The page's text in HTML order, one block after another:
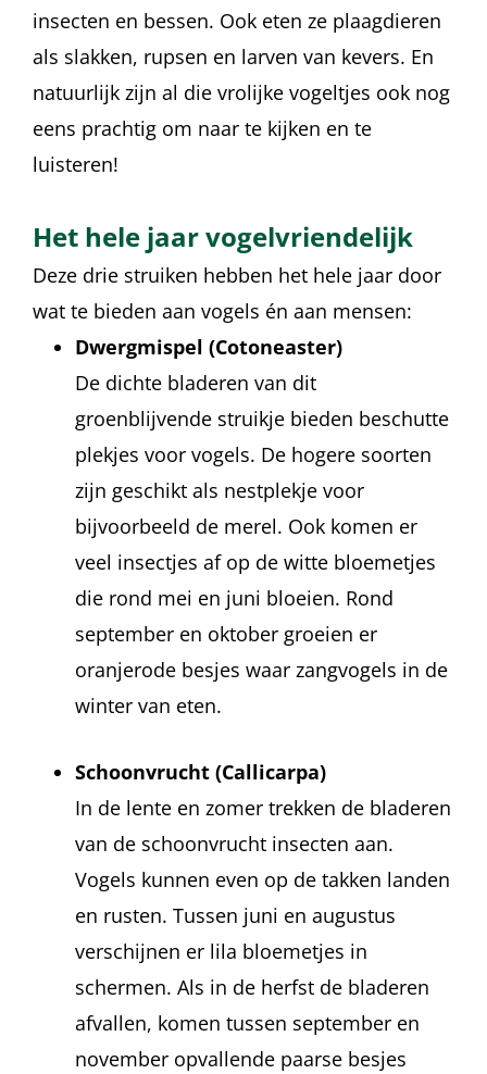
insecten en bessen. Ook eten ze plaagdieren
als slakken, rupsen en larven van kevers. En
natuurlijk zijn al die vrolijke vogeltjes ook nog
eens prachtig om naar te kijken en te
luisteren!
Het hele jaar vogelvriendelijk
Deze drie struiken hebben het hele jaar door
wat te bieden aan vogels én aan mensen:
Dwergmispel (Cotoneaster)
De dichte bladeren van dit
groenblijvende struikje bieden beschutte
plekjes voor vogels. De hogere soorten
zijn geschikt als nestplekje voor
bijvoorbeeld de merel. Ook komen er
veel insectjes af op de witte bloemetjes
die rond mei en juni bloeien. Rond
september en oktober groeien er
oranjerode besjes waar zangvogels in de
winter van eten.
Schoonvrucht (Callicarpa)
In de lente en zomer trekken de bladeren
van de schoonvrucht insecten aan.
Vogels kunnen even op de takken landen
en rusten. Tussen juni en augustus
verschijnen er lila bloemetjes in
schermen. Als in de herfst de bladeren
afvallen, komen tussen september en
november opvallende paarse besjes